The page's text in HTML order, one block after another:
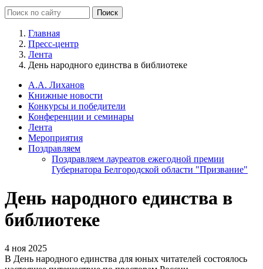
Главная
Пресс-центр
Лента
День народного единства в библиотеке
А.А. Лиханов
Книжные новости
Конкурсы и победители
Конференции и семинары
Лента
Мероприятия
Поздравляем
Поздравляем лауреатов ежегодной премии
Губернатора Белгородской области "Призвание"
День народного единства в
библиотеке
4 ноя 2025
В День народного единства для юных читателей состоялось